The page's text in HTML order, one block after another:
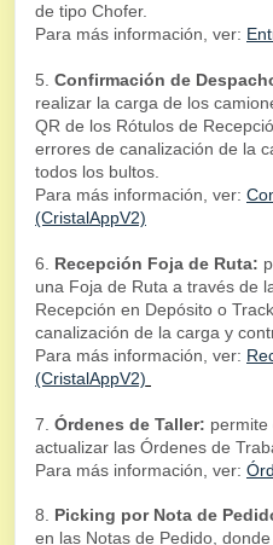
de tipo Chofer.
Para más información, ver:
5. Confirmación de
realizar la carga de los
QR de los Rótulos de
errores de canalización de la
todos los bultos.
Para más información, ver:
(CristalAppV2)
6. Recepción Foja de Ruta:
una Foja de Ruta a través de
Recepción en Depósito o
canalización de la carga y
Para más información, ver:
(CristalAppV2)
7. Órdenes de Taller: permite
actualizar las Órdenes de
Para más información, ver:
8. Picking por Nota de
en las Notas de Pedido,